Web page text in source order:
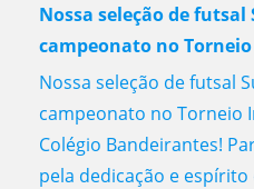
Nossa seleção de
campeonato no
Nossa seleção de futsal
campeonato no Torneio
Colégio Bandeirantes!
pela dedicação e